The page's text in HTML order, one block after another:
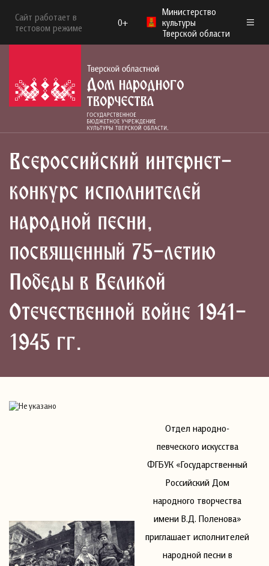
Сайт работает в
тестовом режиме
0+
Министерство
культуры
Тверской области
Всероссийский интернет-
конкурс исполнителей
народной песни,
посвященный 75-летию
Победы в Великой
Отечественной войне 1941-
1945 гг.
Отдел народно-
певческого искусства
ФГБУК «Государственный
Российский Дом
народного творчества
имени В.Д. Поленова»
приглашает исполнителей
народной песни в